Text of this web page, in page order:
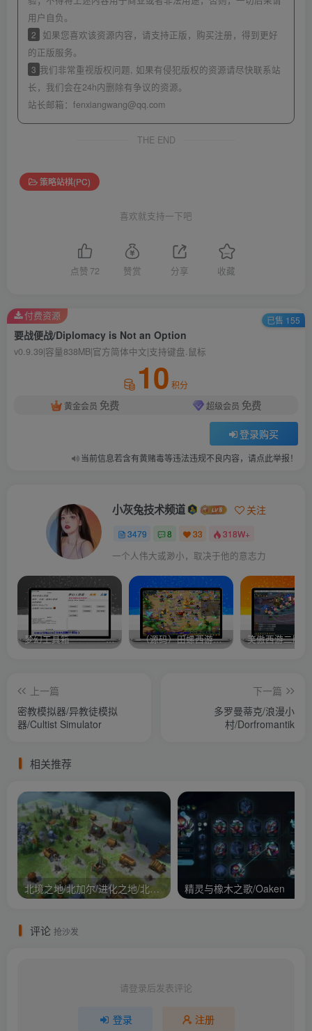
用户自负。
2
如果您喜欢该资源内容，请支持正版，购买注册，得到更好
的正版服务。
3 我们非常重视版权问题, 如果有侵犯版权的资源请尽快联系站
长，我们会在24h内删除有争议的资源。
站长邮箱： fenxiangwang@qq.com
THE END
策略站棋(PC)
喜欢就支持一下吧
点赞 72 赞赏 分享 收藏
要战便战/Diplomacy is Not an Option
v0.9.39|容量838MB|官方简体中文|支持键盘.鼠标
10 积分
黄金会员 免费 超级会员 免费
登录购买
当前信息若含有黄赌毒等违法违规不良内容，请点此举报！
付费资源 已售 155
小灰兔技术频道 关注
3479 8 33 318W+
一个人伟大或渺小，取决于他的意志力
梦幻工具箱————-免费 –（源码）田螺西游9.0 假人摆摊18门派飞升渡劫化圣助战最新BB谛听…. 笑傲西游二版-
上一篇
密教模拟器/异教徒模拟
器/Cultist Simulator
下一篇
多罗曼蒂克/浪漫小
村/Dorfromantik
相关推荐
北境之地/北加尔/进化之地/北方花园/Northgard 精灵与橡木之歌/Oaken
评论 抢沙发
请登录后发表评论
登录 注册